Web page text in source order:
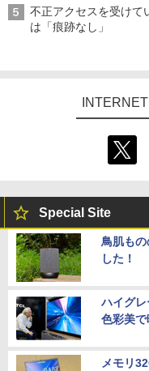
不正アクセスを受けて
は「痕跡なし」
Special Site
鳥肌も
した！
ハイグ
色彩美
メモリ